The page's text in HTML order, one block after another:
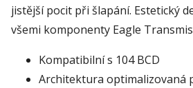
jistější pocit při šlapání. Estetický
všemi komponenty Eagle
Kompatibilní s 104 BCD
Architektura optimalizovaná